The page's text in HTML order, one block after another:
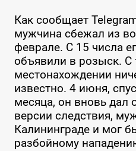
Как сообщает
мужчина сбежал из
феврале. С 15 числа
объявили в розыск. С
местонахождении
известно. 4 июня,
месяца, он вновь дал
версии следствия,
Калининграде и мог
разбойному